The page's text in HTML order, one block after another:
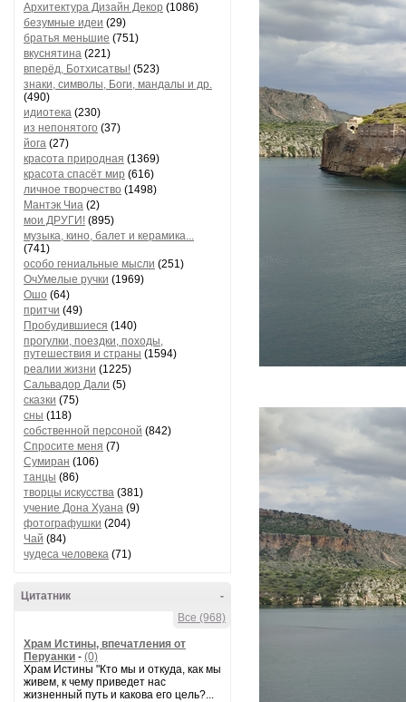
Архитектура Дизайн Декор (1086)
безумные идеи (29)
братья меньшие (751)
вкуснятина (221)
вперёд, Ботхисатвы! (523)
знаки, символы, Боги, мандалы и др.
(490)
идиотека (230)
из непонятого (37)
йога (27)
красота природная (1369)
красота спасёт мир (616)
личное творчество (1498)
Мантэк Чиа (2)
мои ДРУГИ! (895)
музыка, кино, балет и керамика...
(741)
особо гениальные мысли (251)
ОчУмелые ручки (1969)
Ошо (64)
притчи (49)
Пробудившиеся (140)
прогулки, поездки, походы,
путешествия и страны (1594)
реалии жизни (1225)
Сальвадор Дали (5)
сказки (75)
сны (118)
собственной персоной (842)
Спросите меня (7)
Сумиран (106)
танцы (86)
творцы искусства (381)
учение Дона Хуана (9)
фотографушки (204)
Чай (84)
чудеса человека (71)
-
Цитатник
Все (968)
Храм Истины, впечатления от
Перуанки - (0)
Храм Истины "Кто мы и откуда, как мы
живем, к чему приведет нас
жизненный путь и какова его цель?...